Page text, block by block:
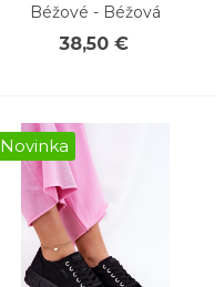
Béžové - Béžová
38,50 €
Novinka